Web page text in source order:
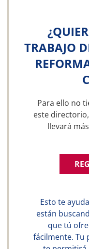
TRABAJO
Para ello no
este
llevará
Esto te
están
que tú
fácilmente. Tu